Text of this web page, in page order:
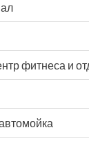
фитнеса и